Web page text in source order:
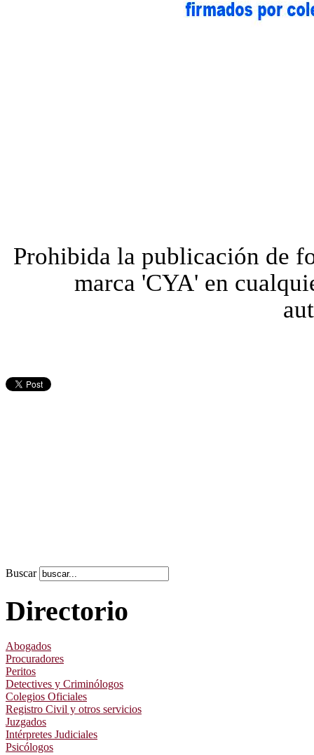
Prohibida la publicación de
marca 'CYA' en
Buscar
Directorio
Abogados
Procuradores
Peritos
Detectives y Criminólogos
Colegios Oficiales
Registro Civil y otros servicios
Juzgados
Intérpretes Judiciales
Psicólogos